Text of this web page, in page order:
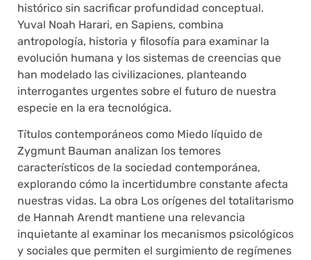
histórico sin sacrificar profundidad conceptual.
Yuval Noah Harari, en Sapiens, combina
antropología, historia y filosofía para examinar la
evolución humana y los sistemas de creencias que
han modelado las civilizaciones, planteando
interrogantes urgentes sobre el futuro de nuestra
especie en la era tecnológica.
Títulos contemporáneos como Miedo líquido de
Zygmunt Bauman analizan los temores
característicos de la sociedad contemporánea,
explorando cómo la incertidumbre constante afecta
nuestras vidas. La obra Los orígenes del totalitarismo
de Hannah Arendt mantiene una relevancia
inquietante al examinar los mecanismos psicológicos
y sociales que permiten el surgimiento de regímenes